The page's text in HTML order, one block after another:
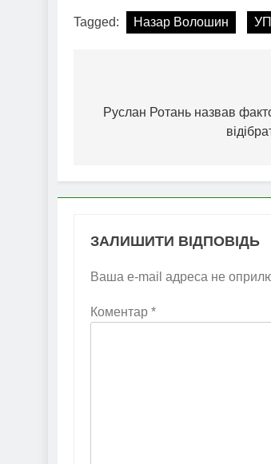
Tagged: Назар Волошин
записів
Руслан Ротань назвав
ЗАЛИШИТИ ВІДПОВІДЬ
Ваша e-mail адреса не
Коментар *